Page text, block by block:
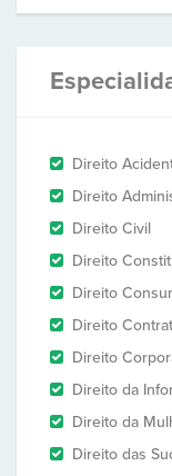
Direito
Direito
Direito Civil
Direito
Direito
Direito
Direito
Direito da
Direito da
Direito das